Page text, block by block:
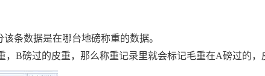
条数据是在哪台地磅称重的数据。
B磅过的皮重，那么称重记录里就会标记毛重在A磅过的，